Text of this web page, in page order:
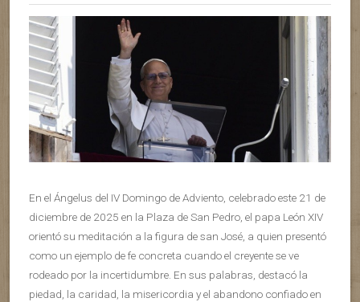
En el Ángelus del IV Domingo de Adviento, celebrado este 21 de
diciembre de 2025 en la Plaza de San Pedro, el papa León XIV
orientó su meditación a la figura de san José, a quien presentó
como un ejemplo de fe concreta cuando el creyente se ve
rodeado por la incertidumbre. En sus palabras, destacó la
piedad, la caridad, la misericordia y el abandono confiado en